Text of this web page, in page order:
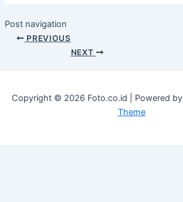
Post navigation
PREVIOUS
NEXT
Copyright © 2026 Foto.co.id | Powered by
Theme